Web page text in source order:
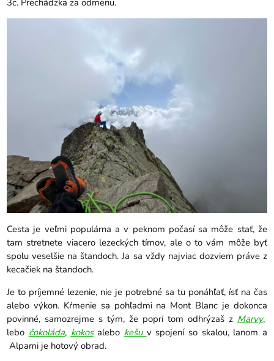
3c. Prechádzka za odmenu.
Cesta je veľmi populárna a v peknom počasí sa môže stať, že
tam stretnete viacero lezeckých tímov, ale o to vám môže byť
spolu veselšie na štandoch. Ja sa vždy najviac dozviem práve z
kecačiek na štandoch.
Je to príjemné lezenie, nie je potrebné sa tu ponáhľať, ísť na čas
alebo výkon. Kŕmenie sa pohľadmi na Mont Blanc je dokonca
povinné, samozrejme s tým, že popri tom odhrýzaš z Marvy,
lebo čokoláda, kokosalebo kešu v spojení so skalou, lanom a
Alpami je hotový obrad.